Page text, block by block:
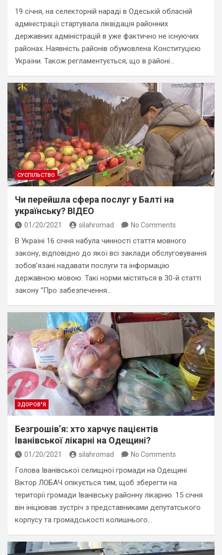
19 січня, на селекторній нараді в Одеській обласній
адміністрації стартувала ліквідація районних
державних адміністрацій в уже фактично не існуючих
районах. Наявність районів обумовлена Конституцією
України. Також регламентується, що в районі…
СУСПІЛЬСТВО
Чи перейшла сфера послуг у Балті на
українську? ВІДЕО
01/20/2021 silahromad No Comments
В Україні 16 січня набула чинності стаття мовного
закону, відповідно до якої всі заклади обслуговування
зобов’язані надавати послуги та інформацію
державною мовою. Такі норми містяться в 30-й статті
закону “Про забезпечення…
ЗДОРОВ"Я
Безгрошів’я: хто харчує пацієнтів
Іванівської лікарні на Одещині?
01/20/2021 silahromad No Comments
Голова Іванівської селищної громади на Одещині
Віктор ЛОБАЧ опікується тим, щоб зберегти на
території громади Іванівську районну лікарню. 15 січня
він ініціював зустріч з представниками депутатського
корпусу та громадськості колишнього…